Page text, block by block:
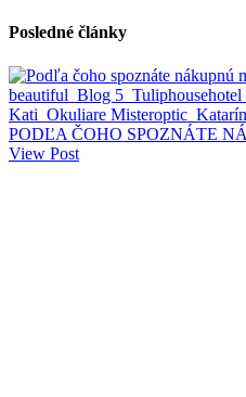
Posledné články
PODĽA ČOHO SPOZNÁTE
View Post